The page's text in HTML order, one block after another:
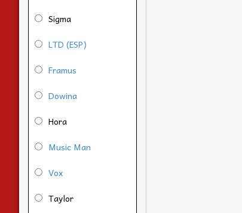
Sigma
LTD (ESP)
Framus
Dowina
Hora
Music Man
Vox
Taylor